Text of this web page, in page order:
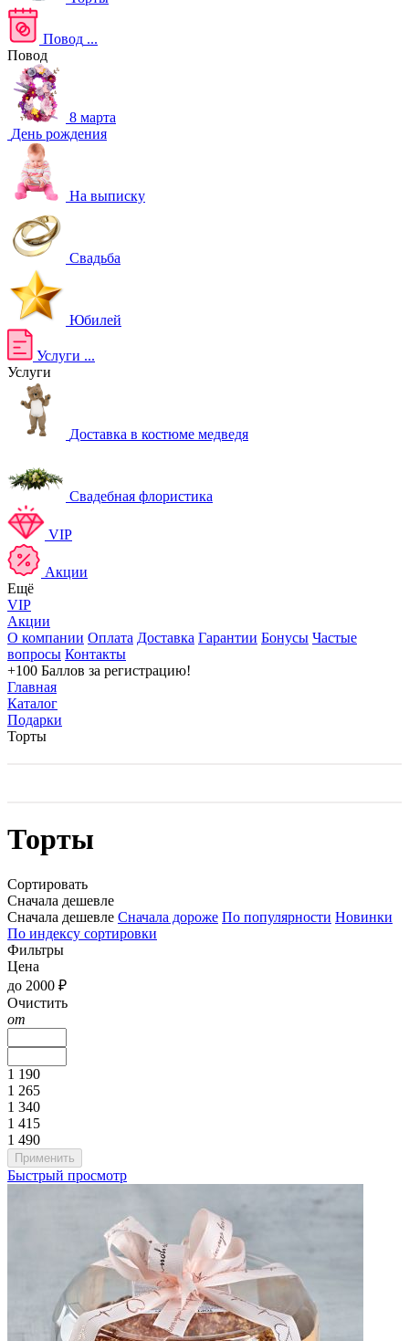
Повод ...
Повод
8 марта
День рождения
На выписку
Свадьба
Юбилей
Услуги ...
Услуги
Доставка в костюме медведя
Свадебная флористика
VIP
Акции
Ещё
VIP
Акции
О компании Оплата Доставка Гарантии Бонусы Частые
вопросы Контакты
+100 Баллов за регистрацию!
Главная
Каталог
Подарки
Торты
Торты
Сортировать
Сначала дешевле
Сначала дешевле Сначала дороже По популярности Новинки
По индексу сортировки
Фильтры
Цена
до 2000 ₽
Очистить
от
1 190
1 265
1 340
1 415
1 490
Быстрый просмотр